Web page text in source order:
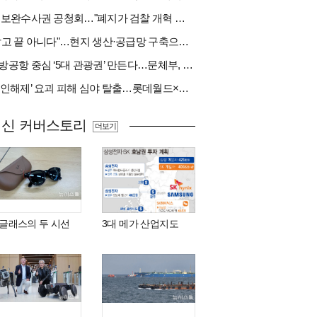
與 보완수사권 공청회…"폐지가 검찰 개혁 아냐" vs "보완수사권은 전면 재수사권"(종합)
"팔고 끝 아니다"…현지 생산·공급망 구축으로 글로벌 진입장벽 돌파[다시 나는 K방산②]
지방공항 중심 ‘5대 관광권’ 만든다…문체부, 수요조사 착수
‘봉인해제’ 요괴 피해 심야 탈출…롯데월드×당근
커버스토리
래스의 두 시선 3대 메가 산업지도
더보기